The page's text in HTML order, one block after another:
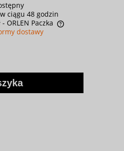
ciągu 48 godzin
- ORLEN Paczka
dostawy